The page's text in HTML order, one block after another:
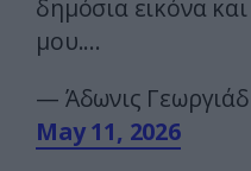
δημόσια εικόνα
μου.…
— Άδωνις
May 11, 2026